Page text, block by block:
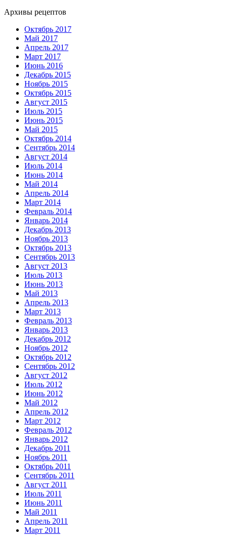
Архивы рецептов
Октябрь 2017
Май 2017
Апрель 2017
Март 2017
Июнь 2016
Декабрь 2015
Ноябрь 2015
Октябрь 2015
Август 2015
Июль 2015
Июнь 2015
Май 2015
Октябрь 2014
Сентябрь 2014
Август 2014
Июль 2014
Июнь 2014
Май 2014
Апрель 2014
Март 2014
Февраль 2014
Январь 2014
Декабрь 2013
Ноябрь 2013
Октябрь 2013
Сентябрь 2013
Август 2013
Июль 2013
Июнь 2013
Май 2013
Апрель 2013
Март 2013
Февраль 2013
Январь 2013
Декабрь 2012
Ноябрь 2012
Октябрь 2012
Сентябрь 2012
Август 2012
Июль 2012
Июнь 2012
Май 2012
Апрель 2012
Март 2012
Февраль 2012
Январь 2012
Декабрь 2011
Ноябрь 2011
Октябрь 2011
Сентябрь 2011
Август 2011
Июль 2011
Июнь 2011
Май 2011
Апрель 2011
Март 2011